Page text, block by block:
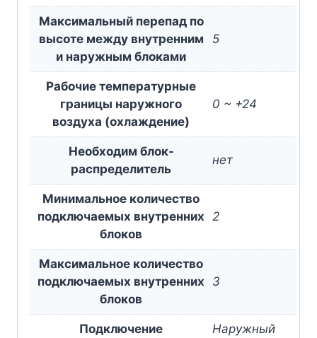
Максимальный перепад по
высоте между внутренним
и наружным блоками
5
Рабочие температурные
границы наружного
воздуха (охлаждение)
0 ~ +24
Необходим блок-
раcпределитель
нет
Минимальное количество
подключаемых внутренних
блоков
2
Максимальное количество
подключаемых внутренних
блоков
3
Подключение
Наружный